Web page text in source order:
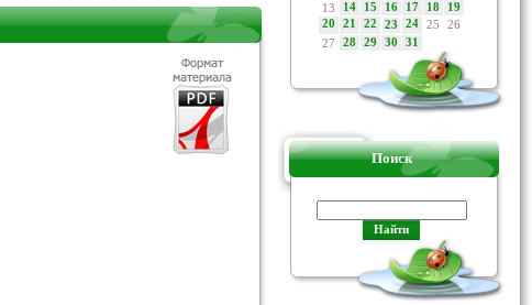
13 14 15 16 17 18
19
20
21 22 23 24 25
26
27
28 29 30 31
Поиск